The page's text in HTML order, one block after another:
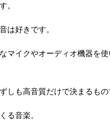
。
は好きです。
マイクやオーディオ機器を
しも高音質だけで決まるもの
る音楽。